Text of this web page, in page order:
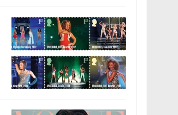
Photo
Infographic
Góc ảnh
Công nghệ
Hitech Công nghệ tương lai